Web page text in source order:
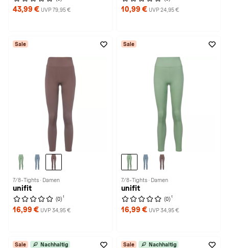
43,99 € UVP 79,95 € 10,99 € UVP 24,95 €
Sale
7/8-Tights · Damen
unifit
(0) 1
16,99 € UVP 34,95 €
Sale
7/8-Tights · Damen
unifit
(0) 1
16,99 € UVP 34,95 €
Sale Nachhaltig Sale
Nachhaltig